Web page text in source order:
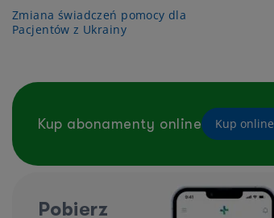
Zmiana świadczeń pomocy dla
Pacjentów z Ukrainy
Kup abonamenty online Kup online
Pobierz